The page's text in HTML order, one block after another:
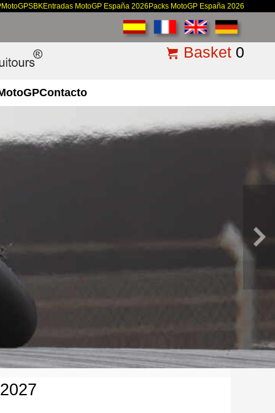
MotoGPSBKEntradas MotoGP España 2026 Packs MotoGP España 2026
Basket 0
Contacto